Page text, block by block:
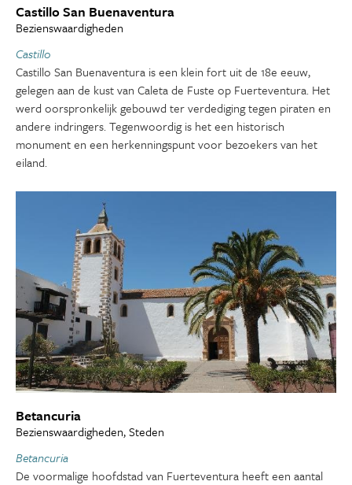
Castillo San Buenaventura
Bezienswaardigheden
Castillo
Castillo San Buenaventura is een klein fort uit de 18e eeuw,
gelegen aan de kust van Caleta de Fuste op Fuerteventura. Het
werd oorspronkelijk gebouwd ter verdediging tegen piraten en
andere indringers. Tegenwoordig is het een historisch
monument en een herkenningspunt voor bezoekers van het
eiland.
Betancuria
Bezienswaardigheden, Steden
Betancuria
De voormalige hoofdstad van Fuerteventura heeft een aantal